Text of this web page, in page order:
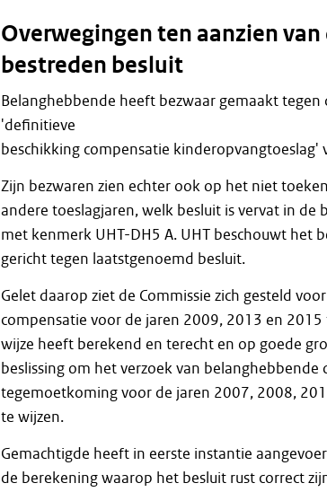
Overwegingen ten aanzien
bestreden besluit
Belanghebbende heeft bezwaar gemaakt tegen
'definitieve
beschikking compensatie kinderopvangtoeslag'
Zijn bezwaren zien echter ook op het niet
andere toeslagjaren, welk besluit is vervat in de
met kenmerk UHT-DH5 A. UHT beschouwt het
gericht tegen laatstgenoemd besluit.
Gelet daarop ziet de Commissie zich gesteld
compensatie voor de jaren 2009, 2013 en
wijze heeft berekend en terecht en op goede
beslissing om het verzoek van
tegemoetkoming voor de jaren 2007, 2008,
te wijzen.
Gemachtigde heeft in eerste instantie
de berekening waarop het besluit rust correct